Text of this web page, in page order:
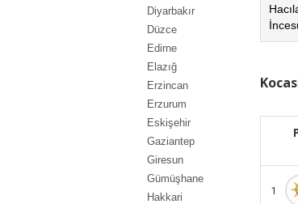
Diyarbakır
Düzce
Edirne
Elazığ
Erzincan
Erzurum
Eskişehir
Gaziantep
Giresun
Gümüşhane
Hakkari
1